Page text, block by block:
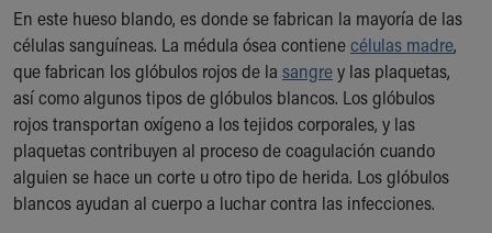
During Your Visit
Financial Services
Rest Accommodations
Visiting
Gift Shop
Department of Public Safety
Health Info
Health Information
En este hueso blando, es donde se fabrican la mayoría de las
células sanguíneas. La médula ósea contienecélulas madre,
que fabrican los glóbulos rojos de la sangrey las plaquetas,
así como algunos tipos de glóbulos blancos. Los glóbulos
rojos transportan oxígeno a los tejidos corporales, y las
plaquetas contribuyen al proceso de coagulación cuando
alguien se hace un corte u otro tipo de herida. Los glóbulos
blancos ayudan al cuerpo a luchar contra las infecciones.